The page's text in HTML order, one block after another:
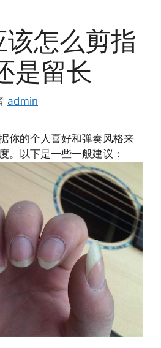
怎么剪指
是留长
admin
你的个人喜好和弹奏风格来
。以下是一些一般建议：